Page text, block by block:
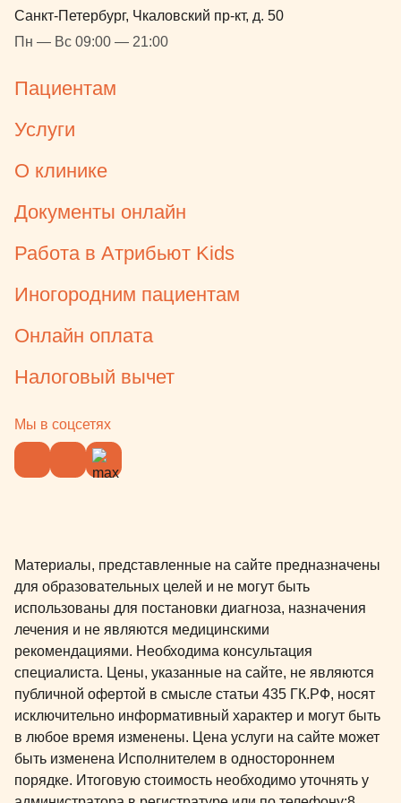
Санкт-Петербург, Чкаловский пр-кт, д. 50
Пн — Вс 09:00 — 21:00
Пациентам
Услуги
О клинике
Документы онлайн
Работа в Атрибьют Kids
Иногородним пациентам
Онлайн оплата
Налоговый вычет
Мы в соцсетях
Материалы, представленные на сайте предназначены
для образовательных целей и не могут быть
использованы для постановки диагноза, назначения
лечения и не являются медицинскими
рекомендациями. Необходима консультация
специалиста. Цены, указанные на сайте, не являются
публичной офертой в смысле статьи 435 ГК.РФ, носят
исключительно информативный характер и могут быть
в любое время изменены. Цена услуги на сайте может
быть изменена Исполнителем в одностороннем
порядке. Итоговую стоимость необходимо уточнять у